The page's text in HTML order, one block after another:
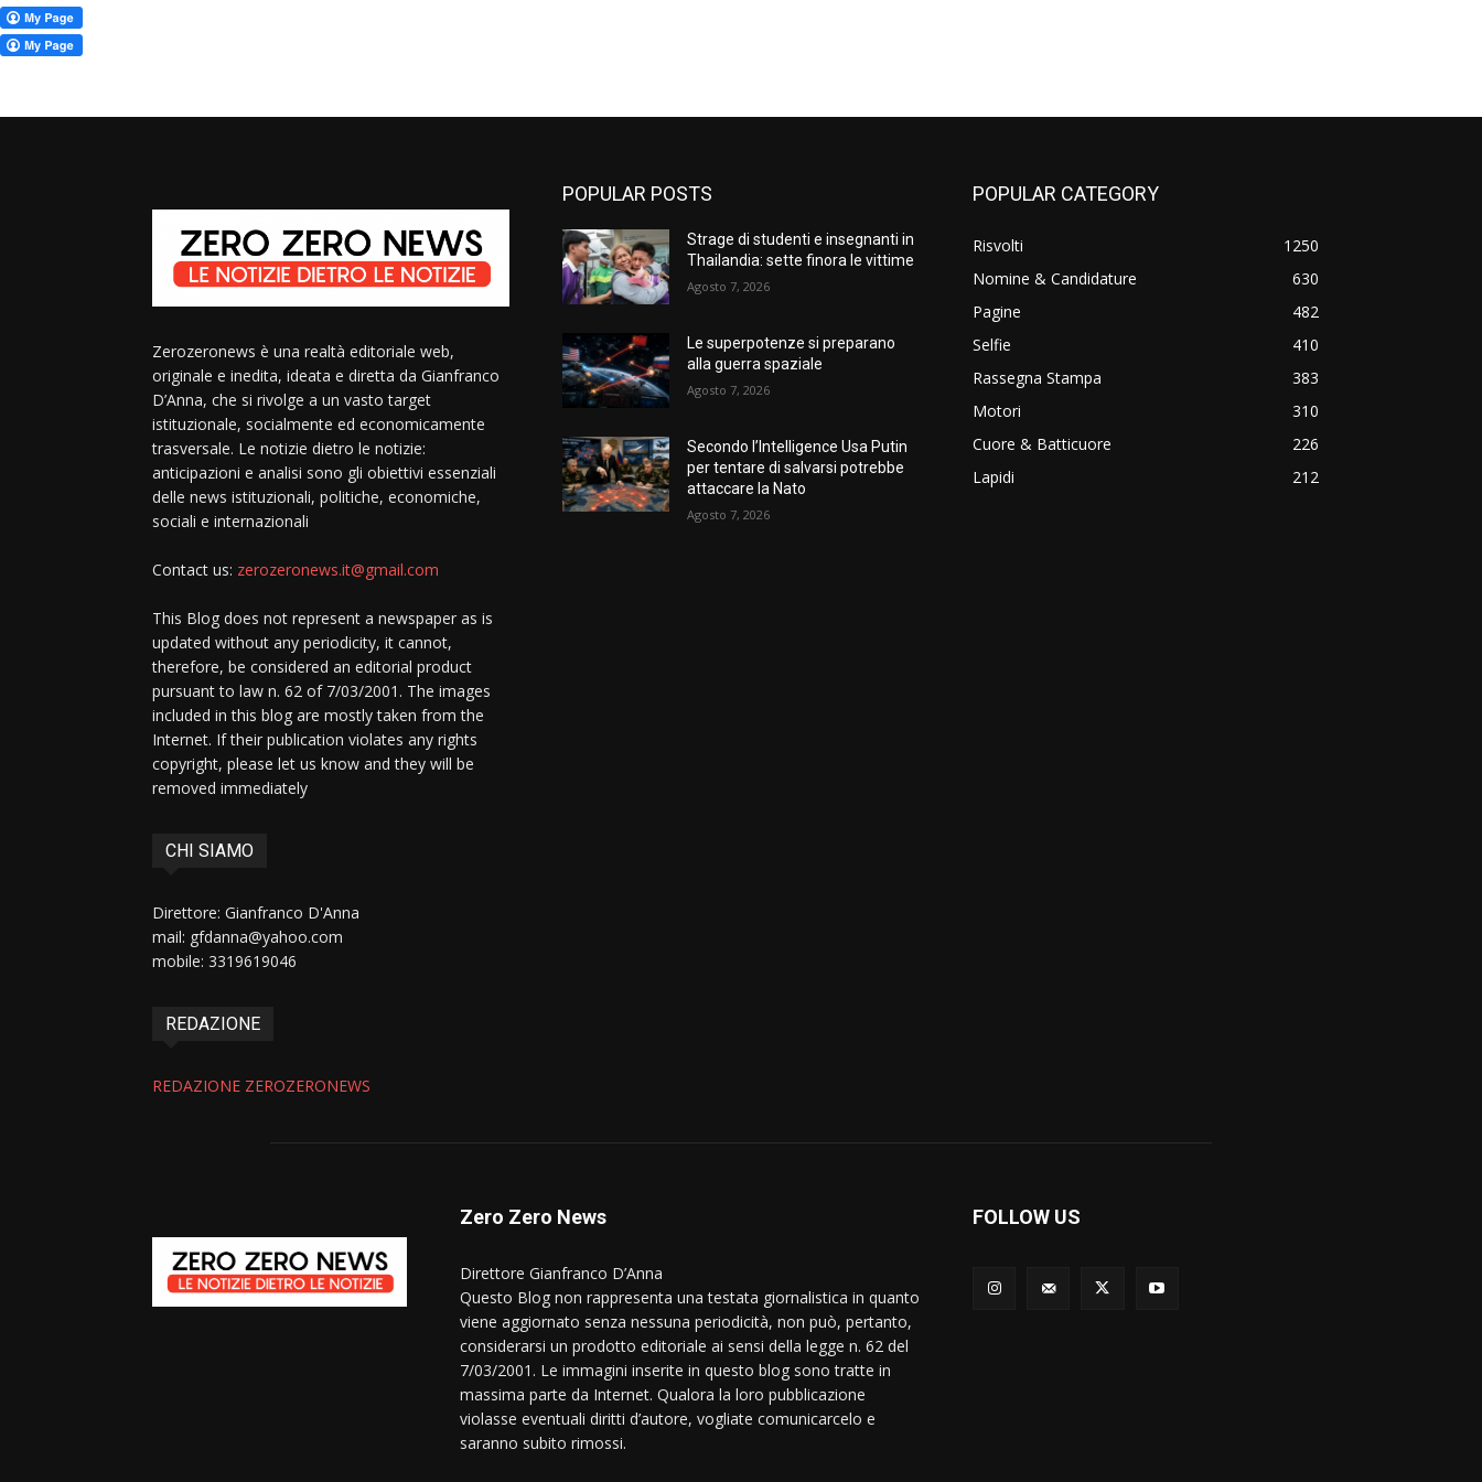
Zerozeronews è una realtà editoriale web,
originale e inedita, ideata e diretta da Gianfranco
D’Anna, che si rivolge a un vasto target
istituzionale, socialmente ed economicamente
trasversale. Le notizie dietro le notizie:
anticipazioni e analisi sono gli obiettivi essenziali
delle news istituzionali, politiche, economiche,
sociali e internazionali
Contact us: zerozeronews.it@gmail.com
This Blog does not represent a newspaper as is
updated without any periodicity, it cannot,
therefore, be considered an editorial product
pursuant to law n. 62 of 7/03/2001. The images
included in this blog are mostly taken from the
Internet. If their publication violates any rights
copyright, please let us know and they will be
removed immediately
CHI SIAMO
Direttore: Gianfranco D'Anna
mail: gfdanna@yahoo.com
mobile: 3319619046
REDAZIONE
REDAZIONE ZEROZERONEWS
POPULAR POSTS
Strage di studenti e insegnanti in
Thailandia: sette finora le vittime
Agosto 7, 2026
Le superpotenze si preparano
alla guerra spaziale
Agosto 7, 2026
Secondo l’Intelligence Usa Putin
per tentare di salvarsi potrebbe
attaccare la Nato
Agosto 7, 2026
POPULAR CATEGORY
Risvolti
1250
Nomine & Candidature
630
Pagine
482
Selfie
410
Rassegna Stampa
383
Motori
310
Cuore & Batticuore
226
Lapidi
212
Zero Zero News
Direttore Gianfranco D’Anna
Questo Blog non rappresenta una testata giornalistica in quanto
viene aggiornato senza nessuna periodicità, non può, pertanto,
considerarsi un prodotto editoriale ai sensi della legge n. 62 del
7/03/2001. Le immagini inserite in questo blog sono tratte in
massima parte da Internet. Qualora la loro pubblicazione
violasse eventuali diritti d’autore, vogliate comunicarcelo e
saranno subito rimossi.
FOLLOW US